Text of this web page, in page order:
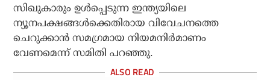
സിഖുകാരും ഉള്‍പ്പെടുന്ന ഇന്ത്യയിലെ
ന്യൂനപക്ഷങ്ങള്‍ക്കെതിരായ വിവേചനത്തെ
ചെറുക്കാന്‍ സമഗ്രമായ നിയമനിര്‍മാണം
വേണമെന്ന് സമിതി പറഞ്ഞു.